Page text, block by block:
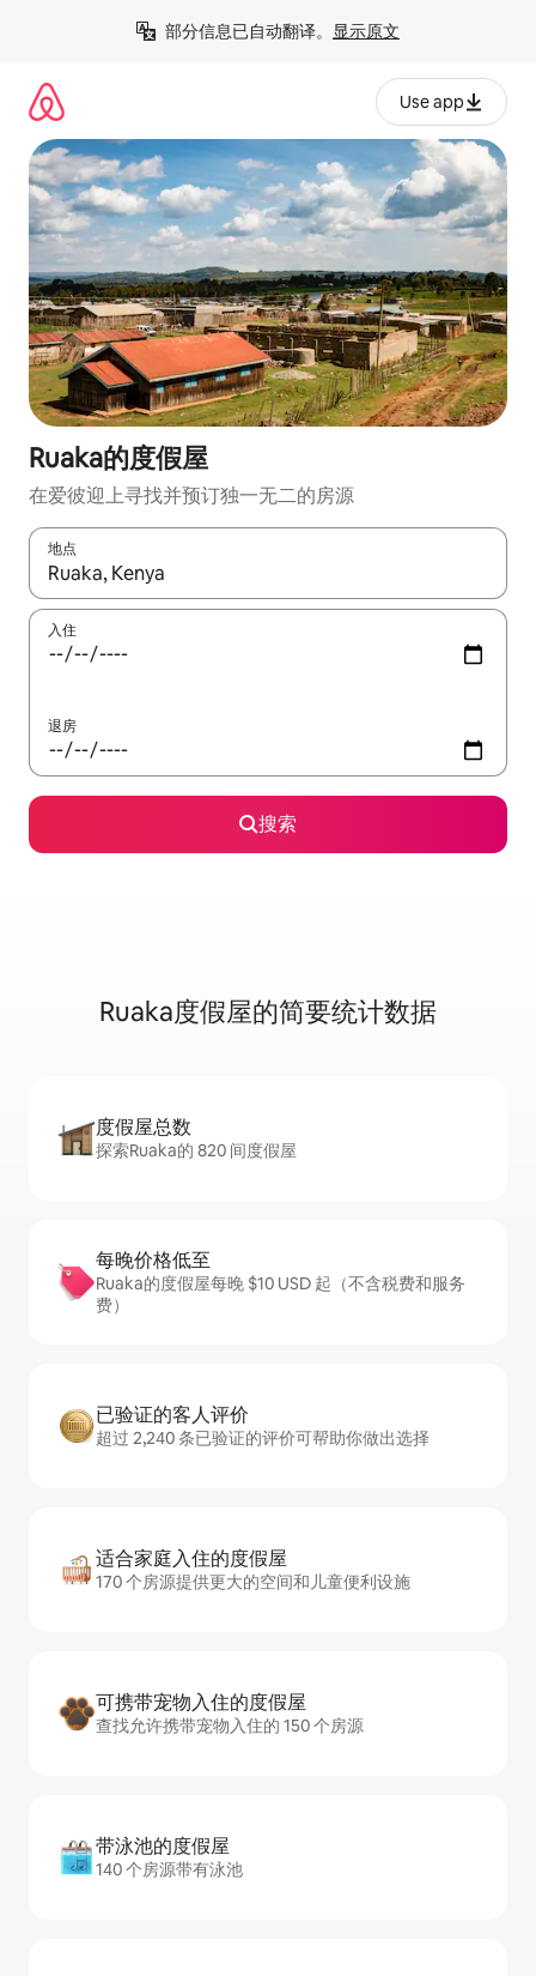
部分信息已自动翻译。 显示原文
Use app
Ruaka的度假屋
在爱彼迎上寻找并预订独一无二的房源
地点
如有搜索结果，请使用上下方向键查看，或通过点击或滑动手势
入住
退房
搜索
Ruaka度假屋的简要统计数据
度假屋总数
探索Ruaka的 820 间度假屋
每晚价格低至
Ruaka的度假屋每晚 $10 USD 起（不含税费和服务
费）
已验证的客人评价
超过 2,240 条已验证的评价可帮助你做出选择
适合家庭入住的度假屋
170 个房源提供更大的空间和儿童便利设施
可携带宠物入住的度假屋
查找允许携带宠物入住的 150 个房源
带泳池的度假屋
140 个房源带有泳池